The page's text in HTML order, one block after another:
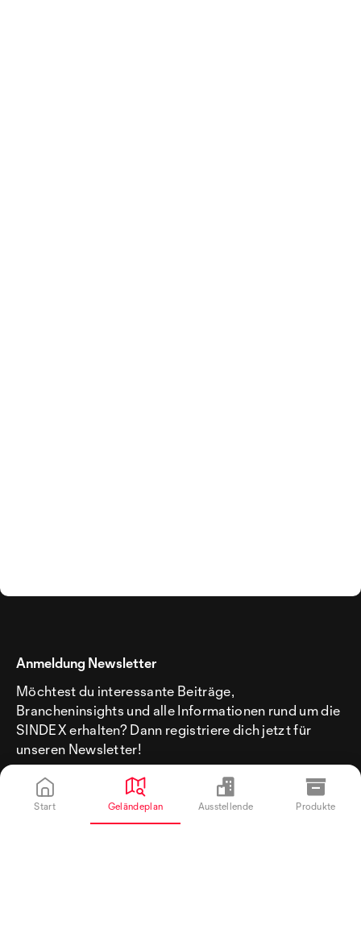
Anmeldung Newsletter
Möchtest du interessante Beiträge,
Brancheninsights und alle Informationen rund um die
SINDEX erhalten? Dann registriere dich jetzt für
unseren Newsletter!
Start Geländeplan Ausstellende Produkte